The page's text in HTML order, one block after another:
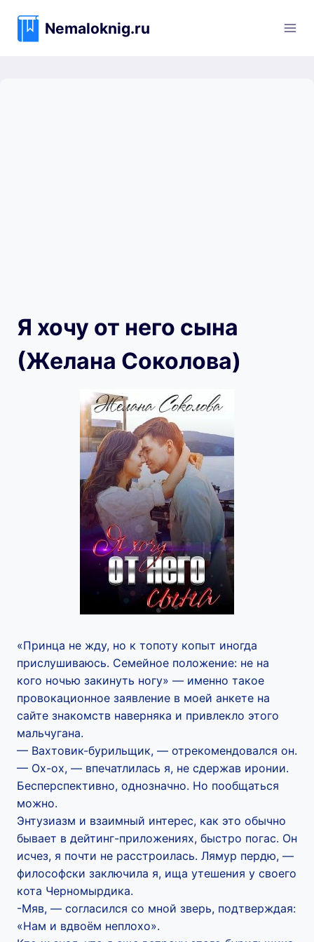
содержимому
Nemaloknig.ru
Я хочу от него сына
(Желана Соколова)
«Принца не жду, но к топоту копыт иногда
прислушиваюсь. Семейное положение: не на
кого ночью закинуть ногу» — именно такое
провокационное заявление в моей анкете на
сайте знакомств наверняка и привлекло этого
мальчугана.
— Вахтовик-бурильщик, — отрекомендовался он.
— Ох-ох, — впечатлилась я, не сдержав иронии.
Бесперспективно, однозначно. Но пообщаться
можно.
Энтузиазм и взаимный интерес, как это обычно
бывает в дейтинг-приложениях, быстро погас. Он
исчез, я почти не расстроилась. Лямур пердю, —
философски заключила я, ища утешения у своего
кота Черномырдика.
-Мяв, — согласился со мной зверь, подтверждая:
«Нам и вдвоём неплохо».